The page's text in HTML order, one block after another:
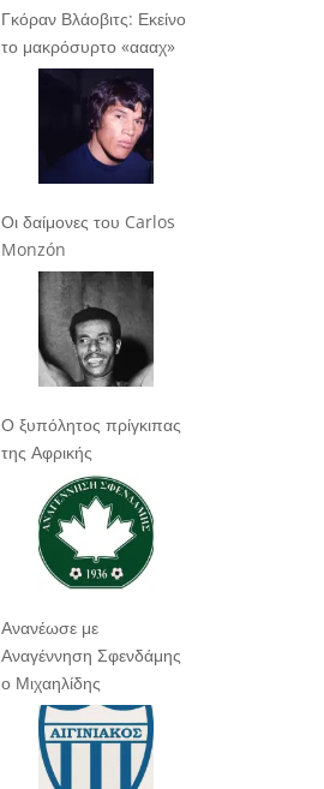
Γκόραν Βλάοβιτς: Εκείνο
το μακρόσυρτο «αααχ»
Οι δαίμονες του Carlos
Monzón
Ο ξυπόλητος πρίγκιπας
της Αφρικής
Ανανέωσε με
Αναγέννηση Σφενδάμης
ο Μιχαηλίδης